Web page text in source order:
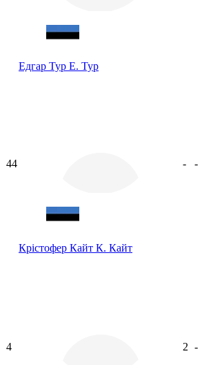
Едгар Тур Е. Тур
44
Крістофер Кайт К. Кайт
- -
4 2 -